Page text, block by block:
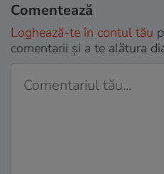
Comentează
Loghează-te în contul tău
comentarii și a te alătura